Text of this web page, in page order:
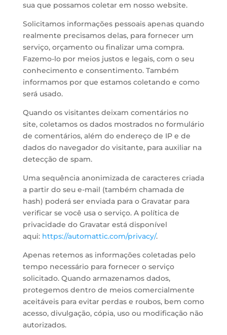
sua que possamos coletar em nosso website.
Solicitamos informações pessoais apenas quando
realmente precisamos delas, para fornecer um
serviço, orçamento ou finalizar uma compra.
Fazemo-lo por meios justos e legais, com o seu
conhecimento e consentimento. Também
informamos por que estamos coletando e como
será usado.
Quando os visitantes deixam comentários no
site, coletamos os dados mostrados no formulário
de comentários, além do endereço de IP e de
dados do navegador do visitante, para auxiliar na
detecção de spam.
Uma sequência anonimizada de caracteres criada
a partir do seu e-mail (também chamada de
hash) poderá ser enviada para o Gravatar para
verificar se você usa o serviço. A política de
privacidade do Gravatar está disponível
aqui: https://automattic.com/privacy/.
Apenas retemos as informações coletadas pelo
tempo necessário para fornecer o serviço
solicitado. Quando armazenamos dados,
protegemos dentro de meios comercialmente
aceitáveis ​​para evitar perdas e roubos, bem como
acesso, divulgação, cópia, uso ou modificação não
autorizados.